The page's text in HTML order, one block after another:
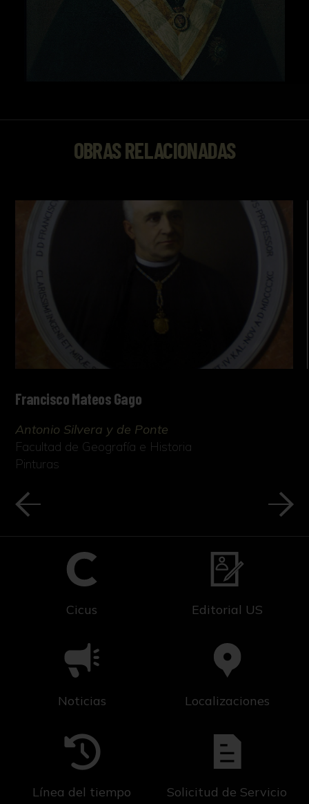
OBRAS RELACIONADAS
Francisco Mateos Gago
Antonio Silvera y de Ponte
Facultad de Geografía e Historia
Pinturas
Cicus Editorial US
Noticias Localizaciones
Línea del tiempo Solicitud de Servicio